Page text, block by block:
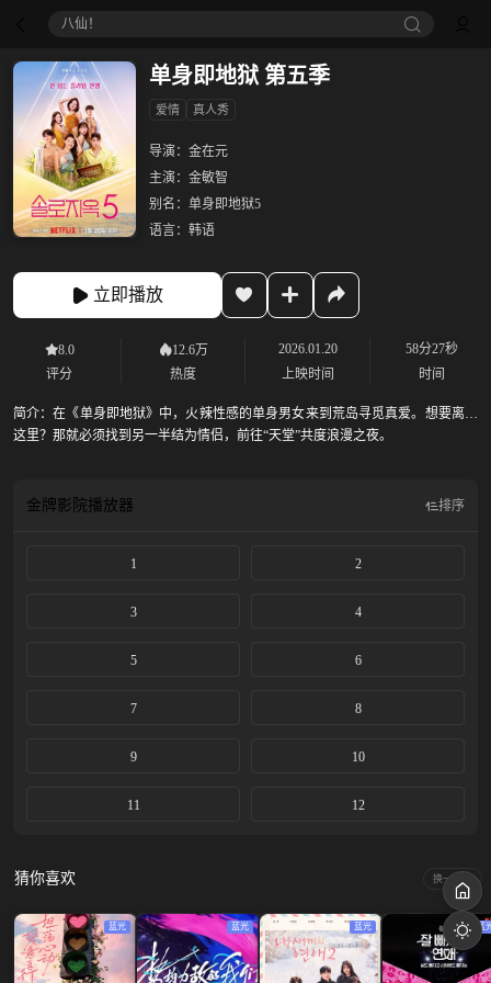
八仙！
单身即地狱 第五季
爱情 真人秀
导演： 金在元
主演： 金敏智
别名： 单身即地狱5
语言： 韩语
立即播放
8.0
评分
12.6万
热度
2026.01.20
上映时间
58分27秒
时间
简介：在《单身即地狱》中，火辣性感的单身男女来到荒岛寻觅真爱。想要离开
这里？那就必须找到另一半结为情侣，前往“天堂”共度浪漫之夜。
金牌影院播放器 排序
1 2
3 4
5 6
7 8
9 10
11 12
猜你喜欢 换一换
蓝光 蓝光 蓝光 蓝